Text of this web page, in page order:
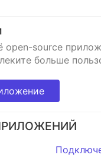
open-source
больше